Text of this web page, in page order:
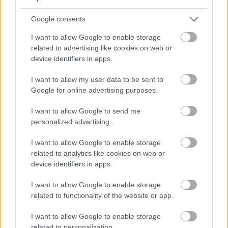
Google consents
I want to allow Google to enable storage
related to advertising like cookies on web or
device identifiers in apps.
I want to allow my user data to be sent to
Google for online advertising purposes.
I want to allow Google to send me
personalized advertising.
I want to allow Google to enable storage
related to analytics like cookies on web or
device identifiers in apps.
I want to allow Google to enable storage
related to functionality of the website or app.
I want to allow Google to enable storage
raspberry ay mahalaga.
Ang mga raspberry ay mayroon ding mga
antioxidant na lumalaban sa stress at pamamaga.
Nakakatulong ito sa iyong balat na magmukhang
mas bata at mas malusog. Ang madalas na pagkain
ng mga raspberry ay maaaring magpatibay at
Mga Paraan para Isama ang mga
Raspberry sa Iyong Diyeta
Madali at masaya ang pagdaragdag ng mga
raspberry sa iyong diyeta. Ang mga makukulay na
paraan. Ginagawa nitong mas kapana-panabik ang